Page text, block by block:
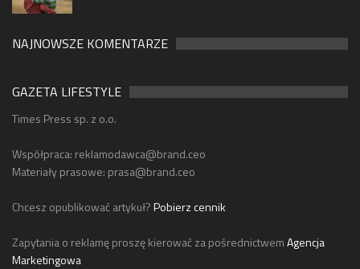
NAJNOWSZE KOMENTARZE
GAZETA LIFESTYLE
Times Press sp. z o.o.
Współpraca: reklamodawca@brand.ceo
Materiały prasowe: prasa@brand.ceo
Chcesz opublikować artykuł?Pobierz cennik
Zapytania o reklamę proszę kierować za pośrednictwemAgencja
Marketingowa